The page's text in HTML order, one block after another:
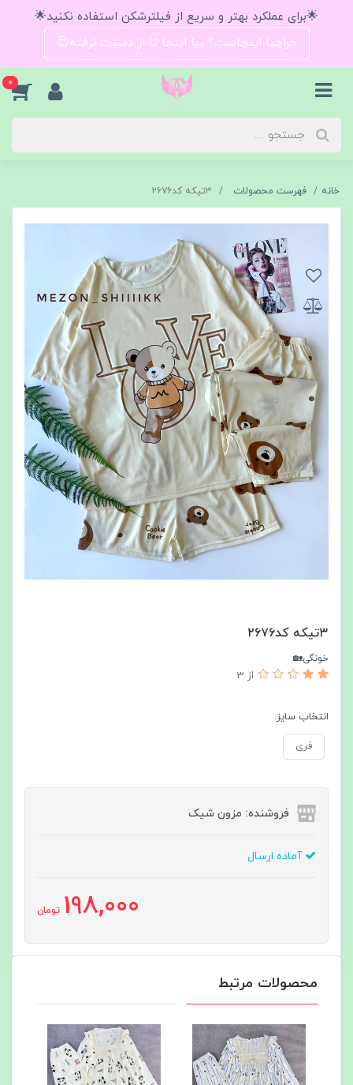
🌟برای عملکرد بهتر و سریع از فیلترشکن استفاده نکنید🌟
حراجیا اینجاست؟ بیا اینجا تا از دستت نرفته😍
0
خانه فهرست محصولات ۳تیکه کد۲۶۷۶
۳تیکه کد۲۶۷۶
خونگی🏡
از 3
انتخاب سایز:
فری
فروشنده: مزون شیک
آماده ارسال
198,000 تومان
محصولات مرتبط